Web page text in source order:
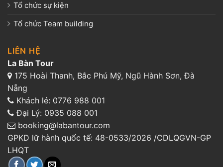
Tổ chức sự kiện
Tổ chức Team building
LIÊN HỆ
La Bàn Tour
175 Hoài Thanh, Bắc Phú Mỹ, Ngũ Hành Sơn, Đà
Nẵng
Khách lẻ: 0776 988 001
Đại Lý: 0935 088 001
booking@labantour.com
GPKD lữ hành quốc tế: 48-0533/2026 /CDLQGVN-GP
LHQT